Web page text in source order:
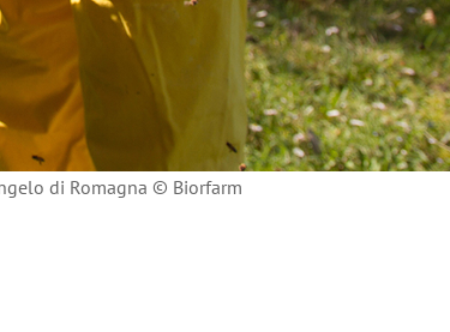
di Romagna © Biorfarm